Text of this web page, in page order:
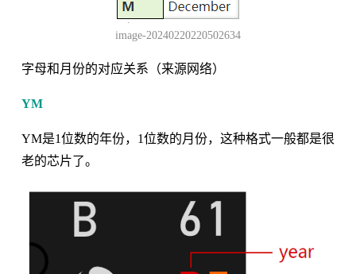
image-20240220220502634
字母和月份的对应关系（来源网络）
YM
YM是1位数的年份，1位数的月份，这种格式一般都是很
老的芯片了。